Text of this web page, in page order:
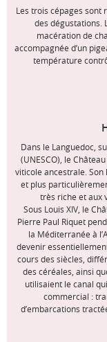
Les trois cépages
des dégustations.
macération de
accompagnée d’un
température
Dans le Languedoc,
(UNESCO), le
viticole ancestrale. Son
et plus
très riche et aux
Sous Louis XIV, le
Pierre Paul Riquet
la Méditerranée à
devenir
cours des siècles,
des céréales, ainsi
utilisaient le canal
commercial :
d’embarcations